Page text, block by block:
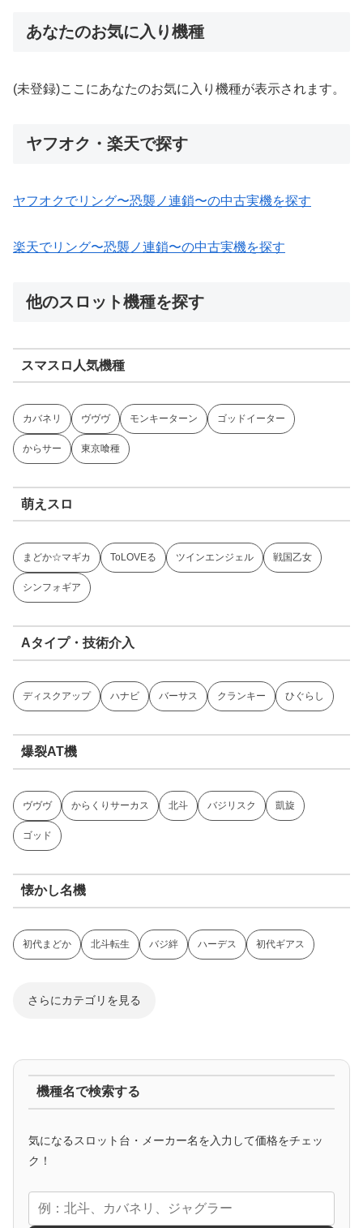
あなたのお気に入り機種
(未登録)ここにあなたのお気に入り機種が表示されます。
ヤフオク・楽天で探す
ヤフオクでリング〜恐襲ノ連鎖〜の中古実機を探す
楽天でリング〜恐襲ノ連鎖〜の中古実機を探す
他のスロット機種を探す
スマスロ人気機種
カバネリ ヴヴヴ モンキーターン ゴッドイーター
からサー 東京喰種
萌えスロ
まどか☆マギカ ToLOVEる ツインエンジェル 戦国乙女
シンフォギア
Aタイプ・技術介入
ディスクアップ ハナビ バーサス クランキー ひぐらし
爆裂AT機
ヴヴヴ からくりサーカス 北斗 バジリスク 凱旋
ゴッド
懐かし名機
初代まどか 北斗転生 バジ絆 ハーデス 初代ギアス
さらにカテゴリを見る
アニメタイアップ
エヴァ コードギアス 化物語 炎炎ノ消防隊
機種名で検索する
気になるスロット台・メーカー名を入力して価格をチェッ
ク！